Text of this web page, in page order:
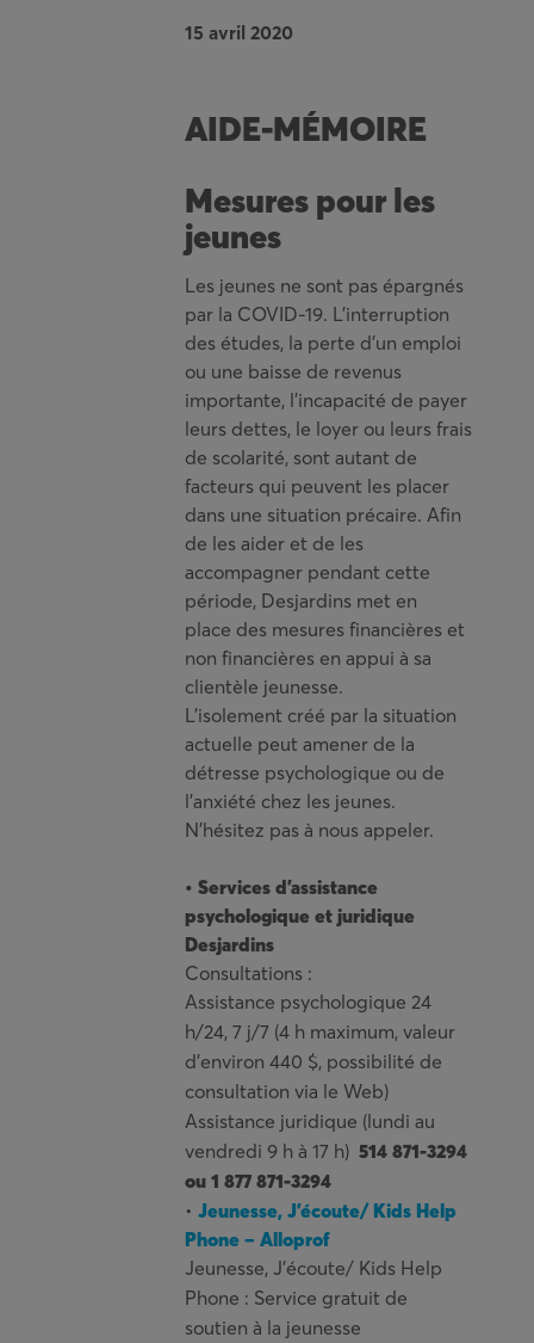
15 avril 2020
AIDE-MÉMOIRE
Mesures pour les
jeunes
Les jeunes ne sont pas épargnés
par la COVID-19. L’interruption
des études, la perte d’un emploi
ou une baisse de revenus
importante, l’incapacité de payer
leurs dettes, le loyer ou leurs frais
de scolarité, sont autant de
facteurs qui peuvent les placer
dans une situation précaire. Afin
de les aider et de les
accompagner pendant cette
période, Desjardins met en
place des mesures financières et
non financières en appui à sa
clientèle jeunesse.
L’isolement créé par la situation
actuelle peut amener de la
détresse psychologique ou de
l’anxiété chez les jeunes.
N’hésitez pas à nous appeler.
• Services d’assistance
psychologique et juridique
Desjardins
Consultations :
Assistance psychologique 24
h/24, 7 j/7 (4 h maximum, valeur
d’environ 440 $, possibilité de
consultation via le Web)
Assistance juridique (lundi au
vendredi 9 h à 17 h) 514 871-3294
ou 1 877 871-3294
•Jeunesse, J’écoute/ Kids Help
Phone – Alloprof
Jeunesse, J’écoute/ Kids Help
Phone : Service gratuit de
soutien à la jeunesse